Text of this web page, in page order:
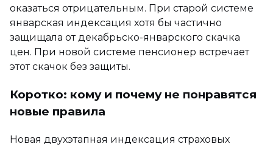
оказаться отрицательным. При старой системе
январская индексация хотя бы частично
защищала от декабрьско-январского скачка
цен. При новой системе пенсионер встречает
этот скачок без защиты.
Коротко: кому и почему не понравятся
новые правила
Новая двухэтапная индексация страховых